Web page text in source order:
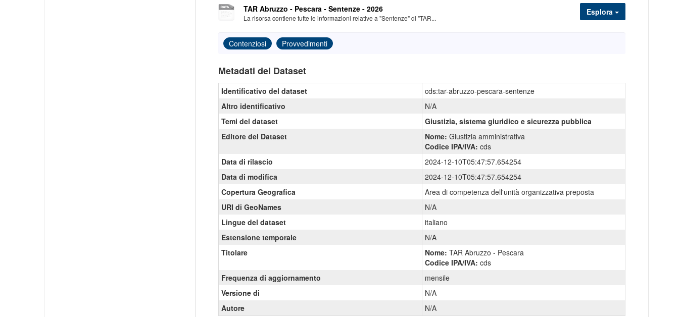
TAR Abruzzo - Pescara - Sentenze - 2026
La risorsa contiene tutte le informazioni relative a "Sentenze" di "TAR...
Esplora
Contenziosi Provvedimenti
Metadati del Dataset
Identificativo del dataset
cds:tar-abruzzo-pescara-sentenze
Altro identificativo
N/A
Temi del dataset
Giustizia, sistema giuridico e sicurezza pubblica
Editore del Dataset
Nome: Giustizia amministrativa
Codice IPA/IVA: cds
Data di rilascio
2024-12-10T05:47:57.654254
Data di modifica
2024-12-10T05:47:57.654254
Copertura Geografica
Area di competenza dell'unità organizzativa preposta
URI di GeoNames
N/A
Lingue del dataset
italiano
Estensione temporale
N/A
Titolare
Nome: TAR Abruzzo - Pescara
Codice IPA/IVA: cds
Frequenza di aggiornamento
mensile
Versione di
N/A
Autore
N/A